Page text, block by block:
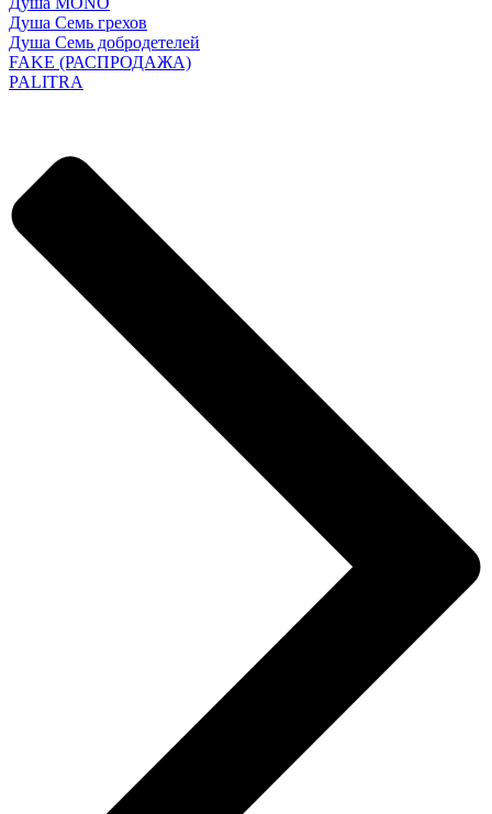
Душа Семь грехов
Душа Семь добродетелей
FAKE (РАСПРОДАЖА)
PALITRA